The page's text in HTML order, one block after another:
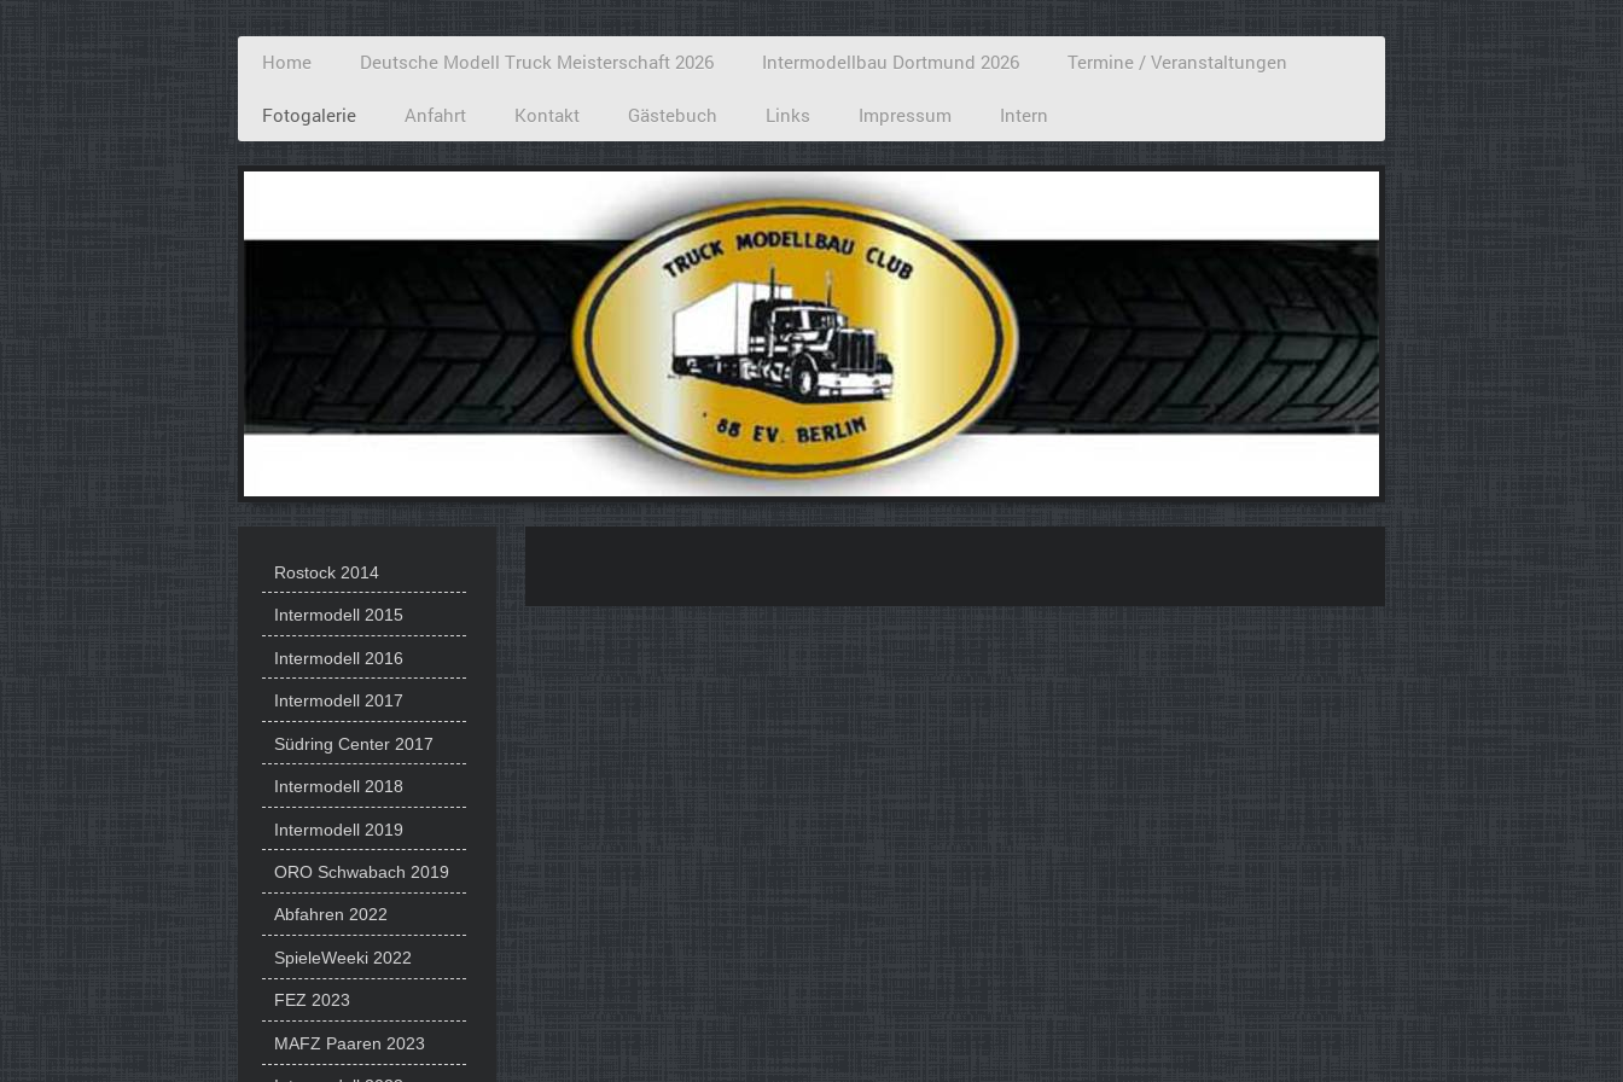
Home Deutsche Modell Truck Meisterschaft 2026 Intermodellbau Dortmund 2026 Termine / Veranstaltungen
Fotogalerie Anfahrt Kontakt Gästebuch Links Impressum Intern
Rostock 2014
Intermodell 2015
Intermodell 2016
Intermodell 2017
Südring Center 2017
Intermodell 2018
Intermodell 2019
ORO Schwabach 2019
Abfahren 2022
SpieleWeeki 2022
FEZ 2023
MAFZ Paaren 2023